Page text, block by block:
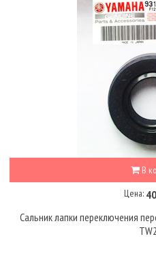
В
Цена:
Сальник лапки переключения